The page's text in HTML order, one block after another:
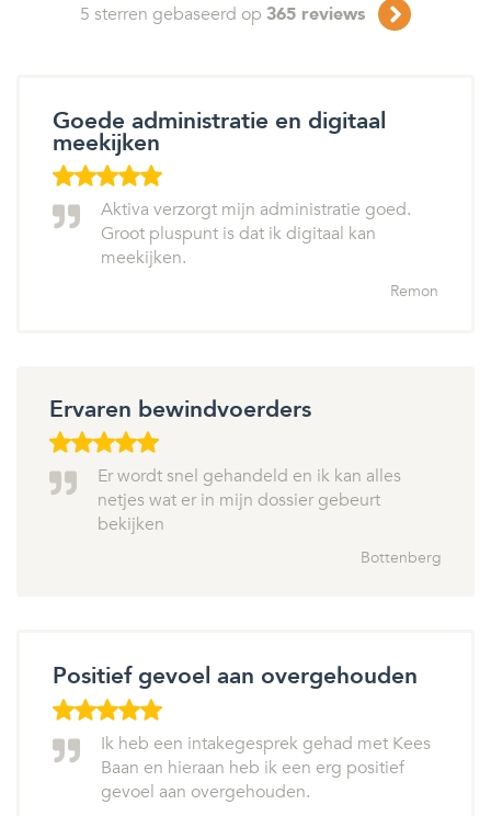
5 sterren gebaseerd op 365 reviews
Goede administratie en digitaal
meekijken
Aktiva verzorgt mijn administratie goed.
Groot pluspunt is dat ik digitaal kan
meekijken.
Remon
Ervaren bewindvoerders
Er wordt snel gehandeld en ik kan alles
netjes wat er in mijn dossier gebeurt
bekijken
Bottenberg
Positief gevoel aan overgehouden
Ik heb een intakegesprek gehad met Kees
Baan en hieraan heb ik een erg positief
gevoel aan overgehouden.